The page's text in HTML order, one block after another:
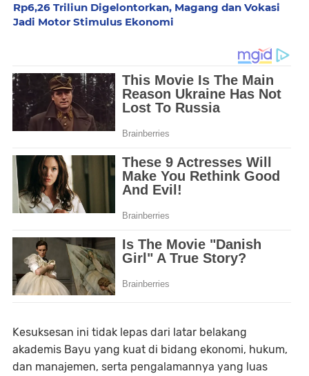
Rp6,26 Triliun Digelontorkan, Magang dan Vokasi
Jadi Motor Stimulus Ekonomi
Kesuksesan ini tidak lepas dari latar belakang
akademis Bayu yang kuat di bidang ekonomi, hukum,
dan manajemen, serta pengalamannya yang luas